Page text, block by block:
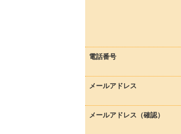
電話番号
メールアドレス
メールアドレス（確認）